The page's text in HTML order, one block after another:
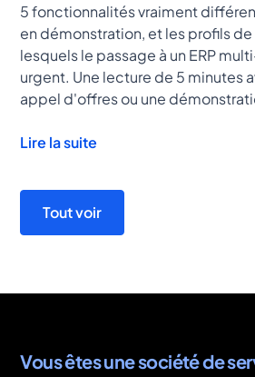
5 fonctionnalités vraiment
en démonstration, et les profils
lesquels le passage à un ERP
urgent. Une lecture de 5 minutes
appel d'offres ou une
Lire la suite
Tout voir
Vous êtes une société de